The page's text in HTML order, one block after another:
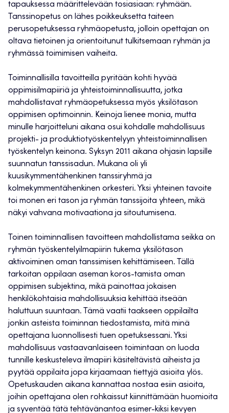
tapauksessa määrittelevään tosiasiaan: ryhmään.
Tanssinopetus on lähes poikkeuksetta taiteen
perusopetuksessa ryhmäopetusta, jolloin opettajan on
oltava tietoinen ja orientoitunut tulkitsemaan ryhmän ja
ryhmässä toimimisen vaiheita.
Toiminnallisilla tavoitteilla pyritään kohti hyvää
oppimisilmapiiriä ja yhteistoiminnallisuutta, jotka
mahdollistavat ryhmäopetuksessa myös yksilötason
oppimisen optimoinnin. Keinoja lienee monia, mutta
minulle harjoitteluni aikana osui kohdalle mahdollisuus
projekti- ja produktiotyöskentelyyn yhteistoiminnallisen
työskentelyn keinona. Syksyn 2011 aikana ohjasin lapsille
suunnatun tanssisadun. Mukana oli yli
kuusikymmentähenkinen tanssiryhmä ja
kolmekymmentähenkinen orkesteri. Yksi yhteinen tavoite
toi monen eri tason ja ryhmän tanssijoita yhteen, mikä
näkyi vahvana motivaationa ja sitoutumisena.
Toinen toiminnallisen tavoitteen mahdollistama seikka on
ryhmän työskentelyilmapiirin tukema yksilötason
aktivoiminen oman tanssimisen kehittämiseen. Tällä
tarkoitan oppilaan aseman koros-tamista oman
oppimisen subjektina, mikä painottaa jokaisen
henkilökohtaisia mahdollisuuksia kehittää itseään
haluttuun suuntaan. Tämä vaatii taakseen oppilailta
jonkin asteista toiminnan tiedostamista, mitä minä
opettajana luonnollisesti tuen opetuksessani. Yksi
mahdollisuus vastaavanlaiseen toimintaan on luoda
tunnille keskusteleva ilmapiiri käsiteltävistä aiheista ja
pyytää oppilaita jopa kirjaamaan tiettyjä asioita ylös.
Opetuskauden aikana kannattaa nostaa esiin asioita,
joihin opettajana olen rohkaissut kiinnittämään huomioita
ja syventää tätä tehtävänantoa esimer-kiksi kevyen